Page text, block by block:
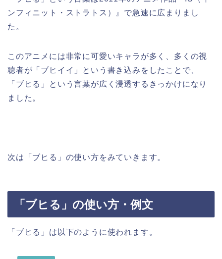
ンフィニット・ストラトス）』で急速に広まりまし
た。
このアニメには非常に可愛いキャラが多く、多くの視
聴者が「ブヒイイ」という書き込みをしたことで、
「ブヒる」という言葉が広く浸透するきっかけになり
ました。
次は「ブヒる」の使い方をみていきます。
「ブヒる」の使い方・例文
「ブヒる」は以下のように使われます。